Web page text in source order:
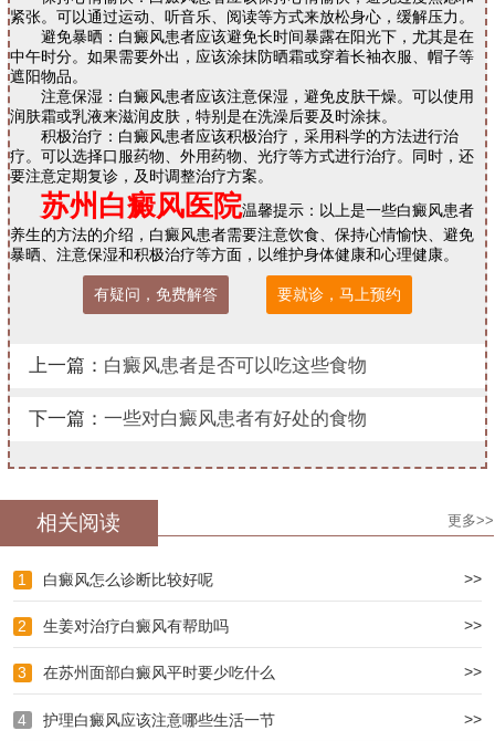
紧张。可以通过运动、听音乐、阅读等方式来放松身心，缓解压力。
避免暴晒：白癜风患者应该避免长时间暴露在阳光下，尤其是在
中午时分。如果需要外出，应该涂抹防晒霜或穿着长袖衣服、帽子等
遮阳物品。
注意保湿：白癜风患者应该注意保湿，避免皮肤干燥。可以使用
润肤霜或乳液来滋润皮肤，特别是在洗澡后要及时涂抹。
积极治疗：白癜风患者应该积极治疗，采用科学的方法进行治
疗。可以选择口服药物、外用药物、光疗等方式进行治疗。同时，还
要注意定期复诊，及时调整治疗方案。
苏州白癜风医院温馨提示：以上是一些白癜风患者
养生的方法的介绍，白癜风患者需要注意饮食、保持心情愉快、避免
暴晒、注意保湿和积极治疗等方面，以维护身体健康和心理健康。
有疑问，免费解答 要就诊，马上预约
上一篇： 白癜风患者是否可以吃这些食物
下一篇： 一些对白癜风患者有好处的食物
相关阅读 更多>>
1 白癜风怎么诊断比较好呢 >>
2 生姜对治疗白癜风有帮助吗 >>
3 在苏州面部白癜风平时要少吃什么 >>
4 护理白癜风应该注意哪些生活一节 >>